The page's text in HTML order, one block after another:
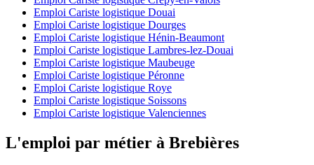
Emploi Cariste logistique Douai
Emploi Cariste logistique Dourges
Emploi Cariste logistique Hénin-Beaumont
Emploi Cariste logistique Lambres-lez-Douai
Emploi Cariste logistique Maubeuge
Emploi Cariste logistique Péronne
Emploi Cariste logistique Roye
Emploi Cariste logistique Soissons
Emploi Cariste logistique Valenciennes
L'emploi par métier à Brebières